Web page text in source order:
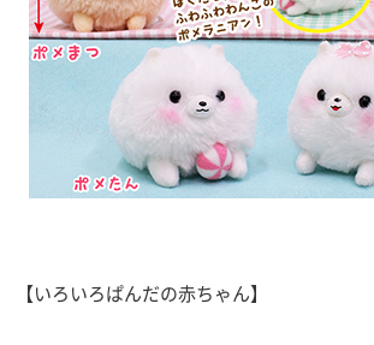
【いろいろぱんだの赤ちゃん】